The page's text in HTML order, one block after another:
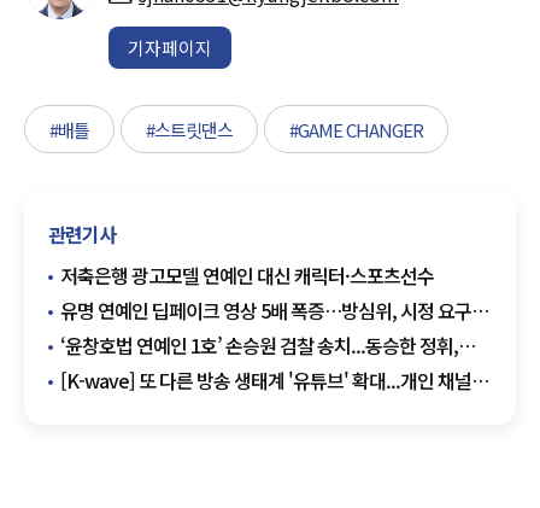
기자페이지
#배틀 #스트릿댄스 #GAME CHANGER
관련기사
저축은행 광고모델 연예인 대신 캐릭터·스포츠선수
유명 연예인 딥페이크 영상 5배 폭증…방심위, 시정 요구
의결
‘윤창호법 연예인 1호’ 손승원 검찰 송치...동승한 정휘,
불기소의견
[K-wave] 또 다른 방송 생태계 '유튜브' 확대...개인 채널